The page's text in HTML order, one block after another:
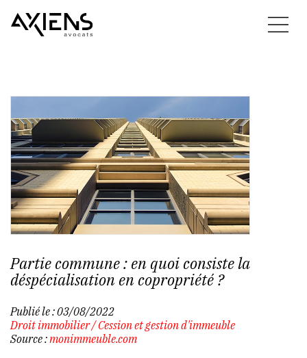
Partie commune : en quoi consiste la
déspécialisation en copropriété ?
Publié le :03/08/2022
Droit immobilier/Cession et gestion d'immeuble
Source : monimmeuble.com